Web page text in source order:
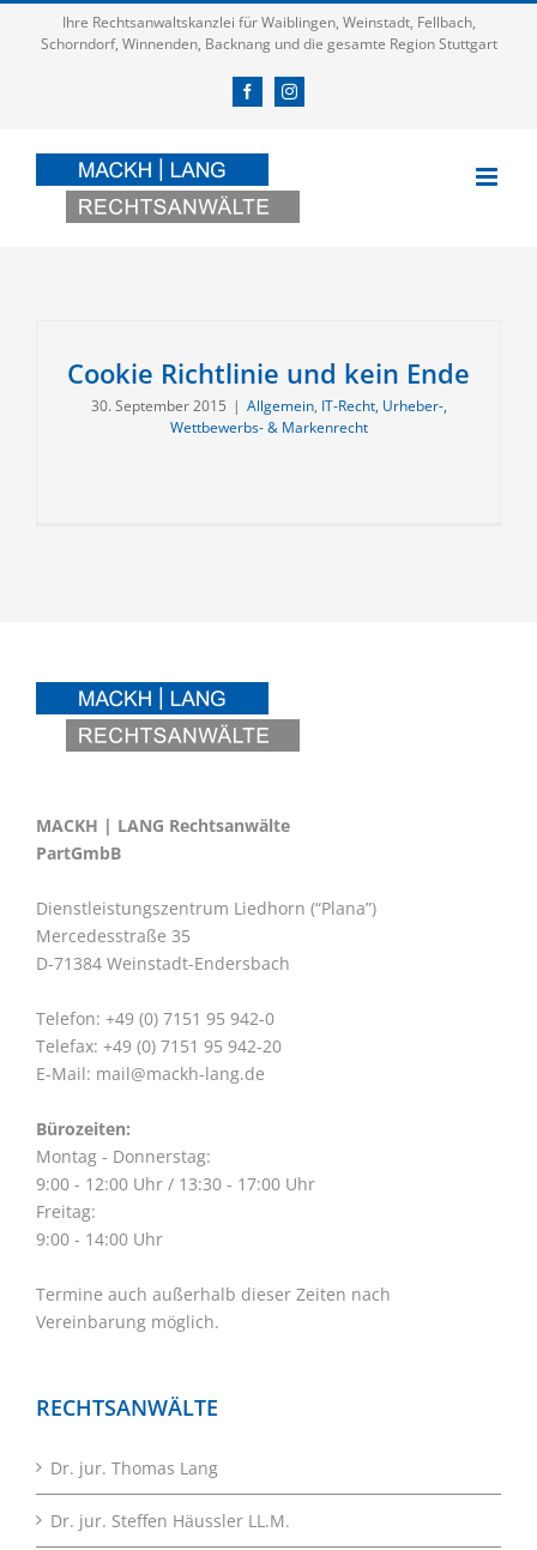
Inhalt
Ihre Rechtsanwaltskanzlei für Waiblingen, Weinstadt, Fellbach,
Schorndorf, Winnenden, Backnang und die gesamte Region Stuttgart
FacebookInstagram
Cookie Richtlinie und kein Ende
30. September 2015 | Allgemein, IT-Recht, Urheber-,
Wettbewerbs- & Markenrecht
MACKH | LANG Rechtsanwälte
PartGmbB
Dienstleistungszentrum Liedhorn (“Plana”)
Mercedesstraße 35
D-71384 Weinstadt-Endersbach
Telefon: +49 (0) 7151 95 942-0
Telefax: +49 (0) 7151 95 942-20
E-Mail: mail@mackh-lang.de
Bürozeiten:
Montag - Donnerstag:
9:00 - 12:00 Uhr / 13:30 - 17:00 Uhr
Freitag:
9:00 - 14:00 Uhr
Termine auch außerhalb dieser Zeiten nach
Vereinbarung möglich.
RECHTSANWÄLTE
Dr. jur. Thomas Lang
Dr. jur. Steffen Häussler LL.M.